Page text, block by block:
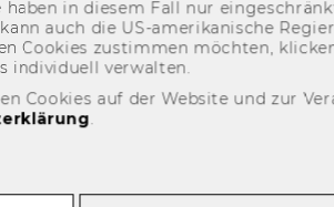
haben in die­sem Fall nur
auch die US-​amerikanische
Coo­kies zu­stim­men möch­ten,
in­di­vi­du­ell ver­wal­ten.
Cookies auf der Website und zur
.